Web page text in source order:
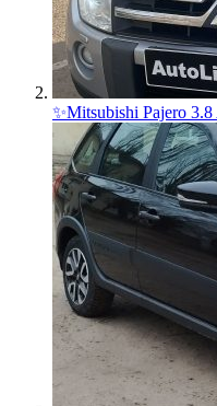
✨Mitsubishi Pajero